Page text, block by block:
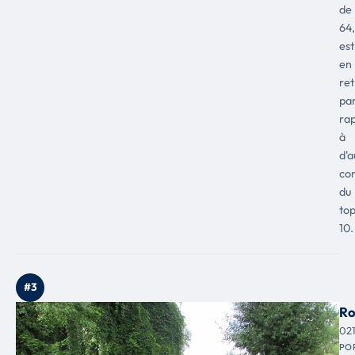
de
est
en
à
du
top
10.
#3